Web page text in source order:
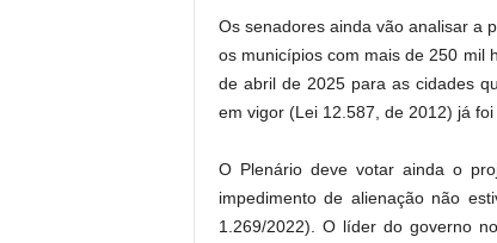
Os senadores ainda vão analisar a
os municípios com mais de 250 mil
de abril de 2025 para as cidades
em vigor (Lei 12.587, de 2012) já
O Plenário deve votar ainda o
impedimento de alienação não
1.269/2022). O líder do governo